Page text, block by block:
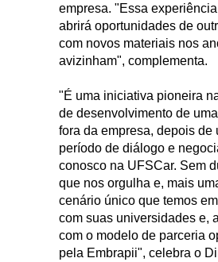
empresa. "Essa
abrirá oportunidades de
com novos materiais nos
avizinham", complementa.
"É uma iniciativa pioneira
de desenvolvimento de
fora da empresa, depois de
período de diálogo e
conosco na UFSCar. Sem
que nos orgulha e, mais
cenário único que temos
com suas universidades e,
com o modelo de parceria
pela Embrapii", celebra o